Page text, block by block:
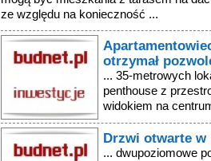
ze względu na konieczność ...
otrzymał
... 35-metrowych
penthouse z
widokiem na
Drzwi otwarte w
... dwupoziomowe